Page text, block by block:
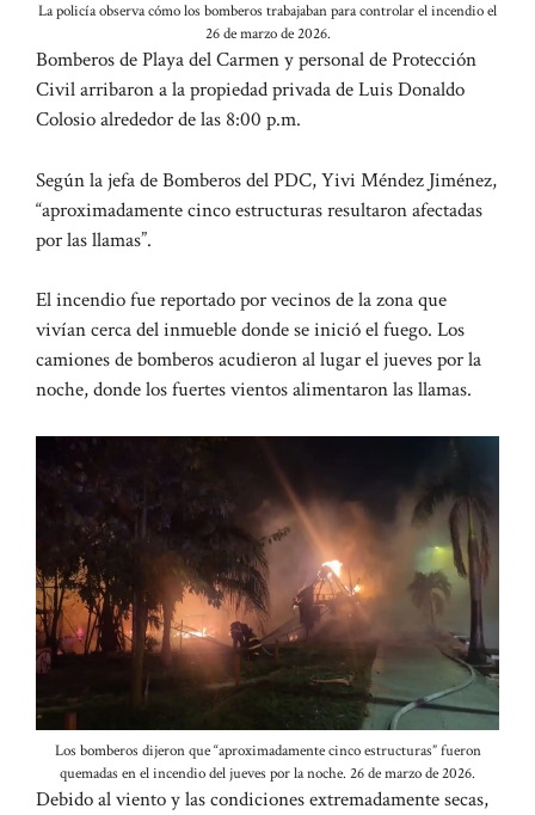
La policía observa cómo los bomberos trabajaban para controlar el incendio el
26 de marzo de 2026.
Bomberos de Playa del Carmen y personal de Protección
Civil arribaron a la propiedad privada de Luis Donaldo
Colosio alrededor de las 8:00 p.m.
Según la jefa de Bomberos del PDC, Yivi Méndez Jiménez,
“aproximadamente cinco estructuras resultaron afectadas
por las llamas”.
El incendio fue reportado por vecinos de la zona que
vivían cerca del inmueble donde se inició el fuego. Los
camiones de bomberos acudieron al lugar el jueves por la
noche, donde los fuertes vientos alimentaron las llamas.
Los bomberos dijeron que “aproximadamente cinco estructuras” fueron
quemadas en el incendio del jueves por la noche. 26 de marzo de 2026.
Debido al viento y las condiciones extremadamente secas,